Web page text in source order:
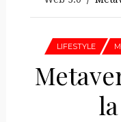
LIFESTYLE